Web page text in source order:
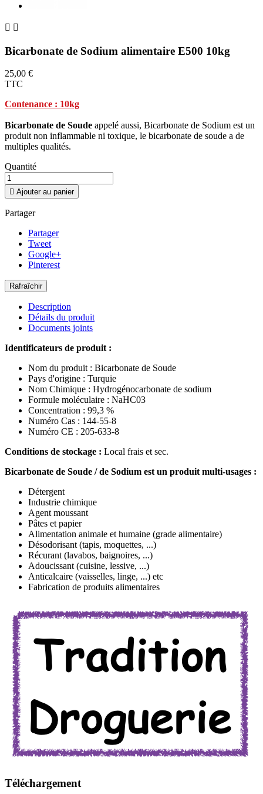
 
Bicarbonate de Sodium alimentaire E500 10kg
25,00 €
TTC
Contenance : 10kg
Bicarbonate de Soude appelé aussi, Bicarbonate de Sodium est un
produit non inflammable ni toxique, le bicarbonate de soude a de
multiples qualités.
Quantité
 Ajouter au panier
Partager
Partager
Tweet
Google+
Pinterest
Description
Détails du produit
Documents joints
Identificateurs de produit :
Nom du produit : Bicarbonate de Soude
Pays d'origine : Turquie
Nom Chimique : Hydrogénocarbonate de sodium
Formule moléculaire : NaHC03
Concentration : 99,3 %
Numéro Cas : 144-55-8
Numéro CE : 205-633-8
Conditions de stockage : Local frais et sec.
Bicarbonate de Soude / de Sodium est un produit multi-usages :
Détergent
Industrie chimique
Agent moussant
Pâtes et papier
Alimentation animale et humaine (grade alimentaire)
Désodorisant (tapis, moquettes, ...)
Récurant (lavabos, baignoires, ...)
Adoucissant (cuisine, lessive, ...)
Anticalcaire (vaisselles, linge, ...) etc
Fabrication de produits alimentaires
Téléchargement